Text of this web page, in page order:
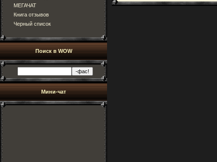
МЕГАЧАТ
Книга отзывов
Черный список
Поиск в WOW
Мини-чат